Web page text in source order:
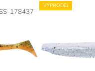
178437
VÝPRODEJ